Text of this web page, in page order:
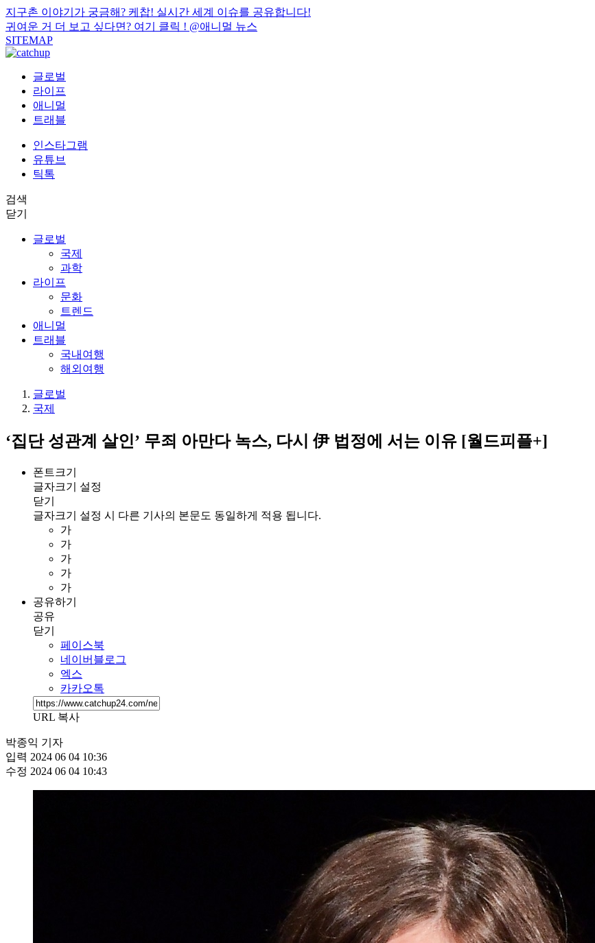
지구촌 이야기가 궁금해? 케찹! 실시간 세계 이슈를 공유합니다!
귀여운 거 더 보고 싶다면? 여기 클릭 ! @애니멀 뉴스
SITEMAP
글로벌
라이프
애니멀
트래블
인스타그램
유튜브
틱톡
검색
닫기
글로벌
국제
과학
라이프
문화
트렌드
애니멀
트래블
국내여행
해외여행
글로벌
국제
‘집단 성관계 살인’ 무죄 아만다 녹스, 다시 伊 법정에 서는 이유 [월드피플+]
폰트크기
글자크기 설정
닫기
글자크기 설정 시 다른 기사의 본문도 동일하게 적용 됩니다.
가
가
가
가
가
공유하기
공유
닫기
페이스북
네이버블로그
엑스
카카오톡
URL 복사
박종익 기자
입력 2024 06 04 10:36
수정 2024 06 04 10:43